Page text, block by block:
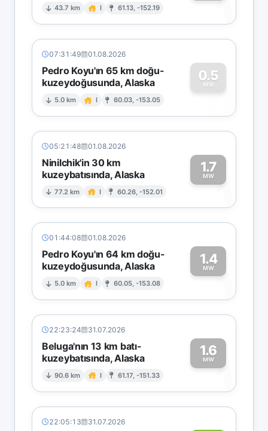
43.7 km I 61.13, -152.19 1
07:31:49 01.08.2026
Pedro Koyu'ın 65 km doğu-
kuzeydoğusunda, Alaska
5.0 km I 60.03, -153.05
0.5
MW
0
05:21:48 01.08.2026
Ninilchik'in 30 km
kuzeybatısında, Alaska
77.2 km I 60.26, -152.01
1.7
MW1
01:44:08 01.08.2026
Pedro Koyu'ın 64 km doğu-
kuzeydoğusunda, Alaska
5.0 km I 60.05, -153.08
1.4
MW1
22:23:24 31.07.2026
Beluga'nın 13 km batı-
kuzeybatısında, Alaska
90.6 km I 61.17, -151.33
1.6
MW1
22:05:13 31.07.2026